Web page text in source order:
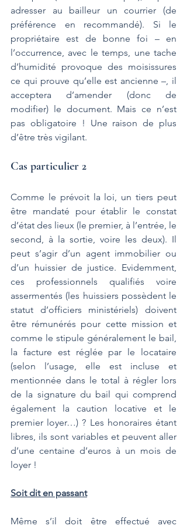
adresser au bailleur un courrier (de
préférence en recommandé). Si le
propriétaire est de bonne foi – en
l’occurrence, avec le temps, une tache
d’humidité provoque des moisissures
ce qui prouve qu’elle est ancienne –, il
acceptera d’amender (donc de
modifier) le document. Mais ce n’est
pas obligatoire ! Une raison de plus
d’être très vigilant.
Cas particulier 2
Comme le prévoit la loi, un tiers peut
être mandaté pour établir le constat
d’état des lieux (le premier, à l’entrée, le
second, à la sortie, voire les deux). Il
peut s’agir d’un agent immobilier ou
d’un huissier de justice. Evidemment,
ces professionnels qualifiés voire
assermentés (les huissiers possèdent le
statut d’officiers ministériels) doivent
être rémunérés pour cette mission et
comme le stipule généralement le bail,
la facture est réglée par le locataire
(selon l’usage, elle est incluse et
mentionnée dans le total à régler lors
de la signature du bail qui comprend
également la caution locative et le
premier loyer…) ? Les honoraires étant
libres, ils sont variables et peuvent aller
d’une centaine d’euros à un mois de
loyer !
Soit dit en passant
Même s’il doit être effectué avec